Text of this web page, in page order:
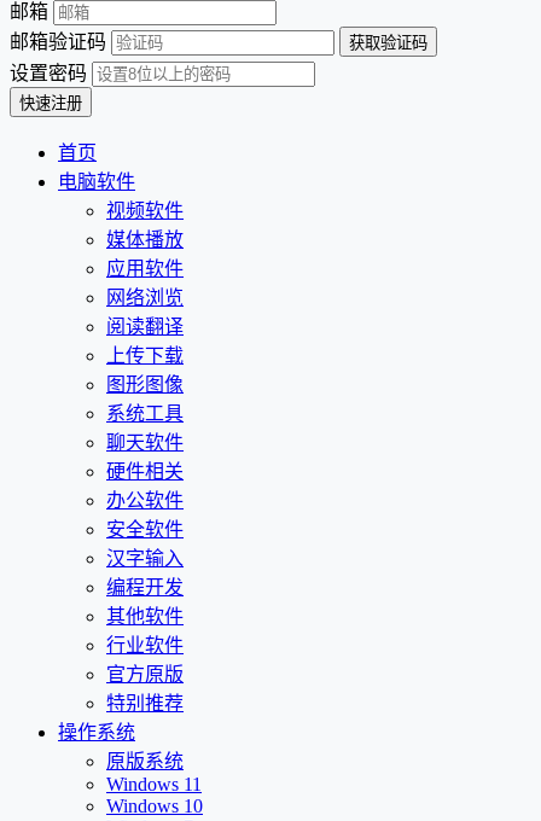
邮箱
邮箱验证码
设置密码
首页
电脑软件
视频软件
媒体播放
应用软件
网络浏览
阅读翻译
上传下载
图形图像
系统工具
聊天软件
硬件相关
办公软件
安全软件
汉字输入
编程开发
其他软件
行业软件
官方原版
特别推荐
操作系统
原版系统
Windows 11
Windows 10